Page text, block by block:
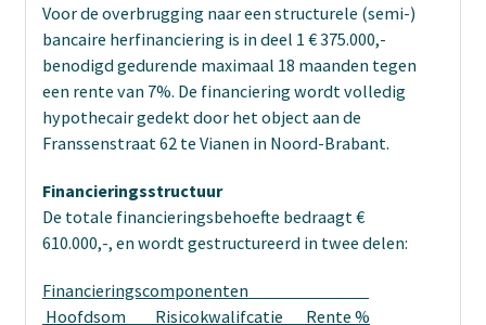
Voor de overbrugging naar een structurele (semi-)
bancaire herfinanciering is in deel 1 € 375.000,-
benodigd gedurende maximaal 18 maanden tegen
een rente van 7%. De financiering wordt volledig
hypothecair gedekt door het object aan de
Franssenstraat 62 te Vianen in Noord-Brabant.
Financieringsstructuur
De totale financieringsbehoefte bedraagt €
610.000,-, en wordt gestructureerd in twee delen:
Financieringscomponenten
Hoofdsom Risicokwalifcatie Rente %